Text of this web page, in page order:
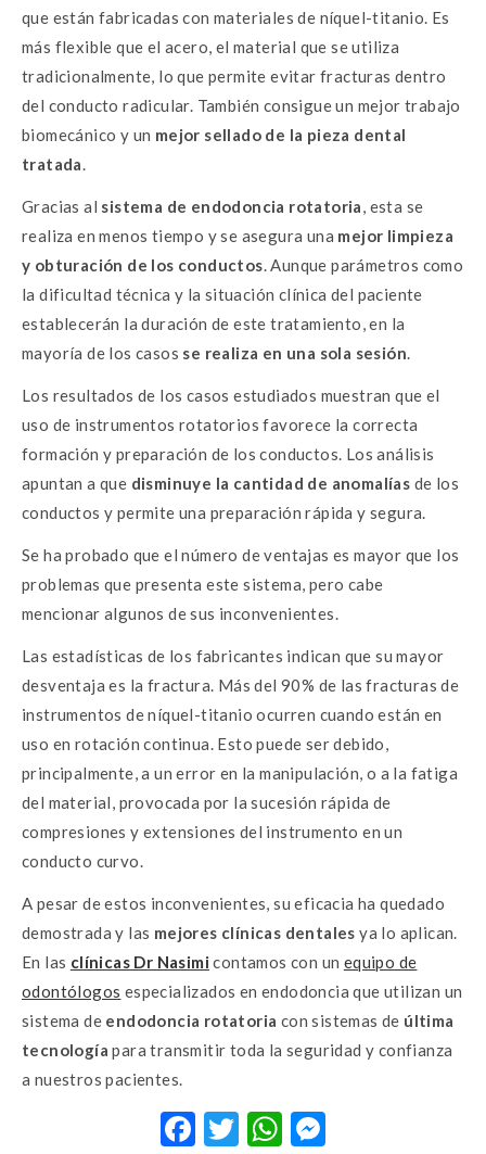
que están fabricadas con materiales de níquel-titanio. Es
más flexible que el acero, el material que se utiliza
tradicionalmente, lo que permite evitar fracturas dentro
del conducto radicular. También consigue un mejor trabajo
biomecánico y un mejor sellado de la pieza dental
tratada.
Gracias al sistema de endodoncia rotatoria, esta se
realiza en menos tiempo y se asegura una mejor limpieza
y obturación de los conductos. Aunque parámetros como
la dificultad técnica y la situación clínica del paciente
establecerán la duración de este tratamiento, en la
mayoría de los casos se realiza en una sola sesión.
Los resultados de los casos estudiados muestran que el
uso de instrumentos rotatorios favorece la correcta
formación y preparación de los conductos. Los análisis
apuntan a que disminuye la cantidad de anomalías de los
conductos y permite una preparación rápida y segura.
Se ha probado que el número de ventajas es mayor que los
problemas que presenta este sistema, pero cabe
mencionar algunos de sus inconvenientes.
Las estadísticas de los fabricantes indican que su mayor
desventaja es la fractura. Más del 90% de las fracturas de
instrumentos de níquel-titanio ocurren cuando están en
uso en rotación continua. Esto puede ser debido,
principalmente, a un error en la manipulación, o a la fatiga
del material, provocada por la sucesión rápida de
compresiones y extensiones del instrumento en un
conducto curvo.
A pesar de estos inconvenientes, su eficacia ha quedado
demostrada y las mejores clínicas dentales ya lo aplican.
En las clínicas Dr Nasimi contamos con un equipo de
odontólogos especializados en endodoncia que utilizan un
sistema de endodoncia rotatoria con sistemas de última
tecnología para transmitir toda la seguridad y confianza
a nuestros pacientes.
F T W